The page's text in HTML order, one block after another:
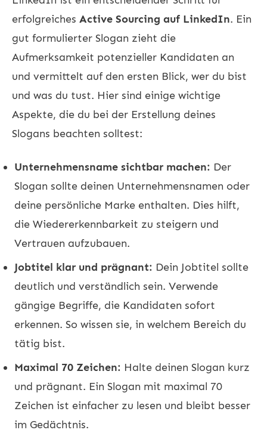
erfolgreiches Active Sourcing auf LinkedIn. Ein
gut formulierter Slogan zieht die
Aufmerksamkeit potenzieller Kandidaten an
und vermittelt auf den ersten Blick, wer du bist
und was du tust. Hier sind einige wichtige
Aspekte, die du bei der Erstellung deines
Slogans beachten solltest:
Unternehmensname sichtbar machen: Der
Slogan sollte deinen Unternehmensnamen oder
deine persönliche Marke enthalten. Dies hilft,
die Wiedererkennbarkeit zu steigern und
Vertrauen aufzubauen.
Jobtitel klar und prägnant: Dein Jobtitel sollte
deutlich und verständlich sein. Verwende
gängige Begriffe, die Kandidaten sofort
erkennen. So wissen sie, in welchem Bereich du
tätig bist.
Maximal 70 Zeichen: Halte deinen Slogan kurz
und prägnant. Ein Slogan mit maximal 70
Zeichen ist einfacher zu lesen und bleibt besser
im Gedächtnis.